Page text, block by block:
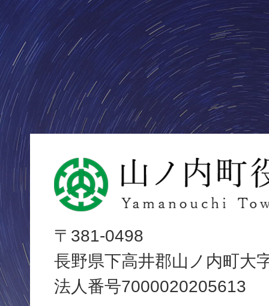
山
ノ
内
町
役
〒381-0498
長野県下高井郡山ノ内町大
法人番号7000020205613